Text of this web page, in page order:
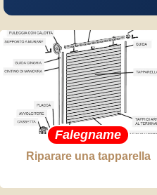
Falegname
Riparare una tapparella